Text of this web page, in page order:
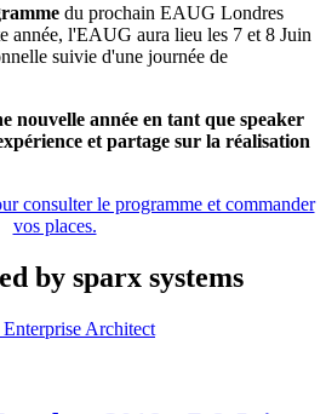
du prochain EAUG Londres
année, l'EAUG aura lieu les 7 et 8 Juin
suivie d'une journée de
nouvelle année en tant que speaker
et partage sur la réalisation
consulter le programme et commander
vos places.
Enterprise Architect